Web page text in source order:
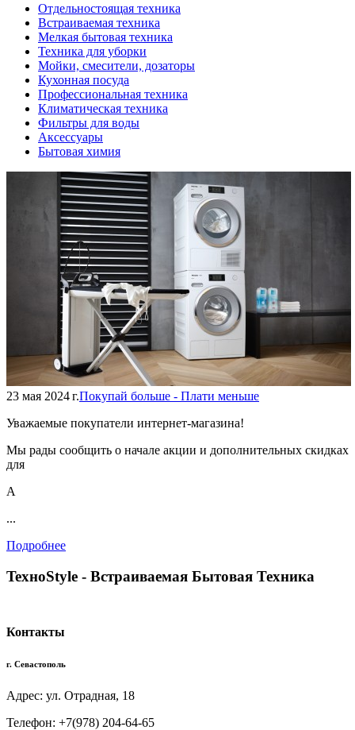
Отдельностоящая техника
Встраиваемая техника
Мелкая бытовая техника
Техника для уборки
Мойки, смесители, дозаторы
Кухонная посуда
Профессиональная техника
Климатическая техника
Фильтры для воды
Аксессуары
Бытовая химия
23 мая 2024 г.Покупай больше - Плати меньше
Уважаемые покупатели интернет-магазина!
Мы рады сообщить о начале акции и дополнительных скидках
для
А
...
Подробнее
TexноStyle - Встраиваемая Бытовая Техника
Контакты
г. Севастополь
Адрес: ул. Отрадная, 18
Телефон: +7(978) 204-64-65